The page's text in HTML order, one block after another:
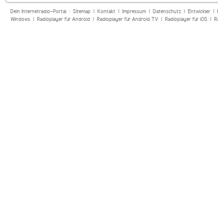
Dein Internetradio-Portal : Sitemap| Kontakt| Impressum| Datenschutz| Entwickler|
Windows| Radioplayer für Android| Radioplayer für Android TV| Radioplayer für iOS|